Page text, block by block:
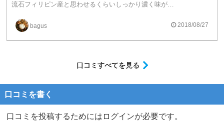
流石フィリピン産と思わせるくらいしっかり濃く味が出ているリキッドです。
プールサイドで吸いたくなるリキッドです」ね
bagus 2018/08/27
口コミすべてを見る
口コミを書く
口コミを投稿するためにはログインが必要です。